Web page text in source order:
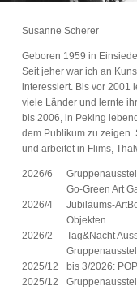
Susanne Scherer
Geboren 1959 in
Seit jeher war ich an
interessiert. Bis vor 2001
viele Länder und lernte
bis 2006, in Peking
dem Publikum zu
und arbeitet in Flims,
2026/6
Go-Green Art
2026/4
Jubiläums-
Objekten
2026/2
Tag&Nacht
2025/12
bis 3/2026:
2025/12